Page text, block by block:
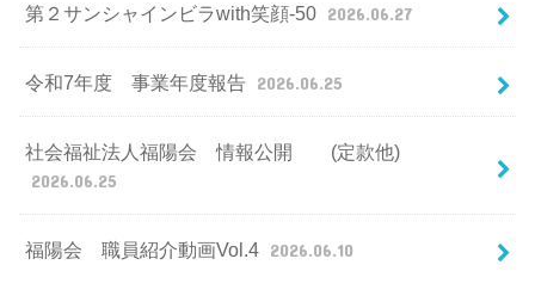
第２サンシャインビラwith笑顔-50 2026.06.27
令和7年度 事業年度報告 2026.06.25
社会福祉法人福陽会 情報公開 (定款他)
2026.06.25
福陽会 職員紹介動画Vol.4 2026.06.10